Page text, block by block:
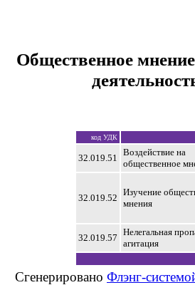
Общественное
код УДК
32.019.51
Воздействие на
общественное
32.019.52
Изучение
мнения
32.019.57
Нелегальная
агитация
Сгенерировано Флэнг-